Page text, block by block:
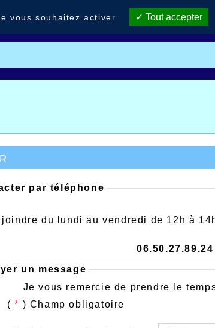
par téléphone
du lundi au vendredi de 12h à
06.50.27.89.24
un message
Je vous remercie de prendre le
( * ) Champ obligatoire
vous souhaitez activer Tout accepter